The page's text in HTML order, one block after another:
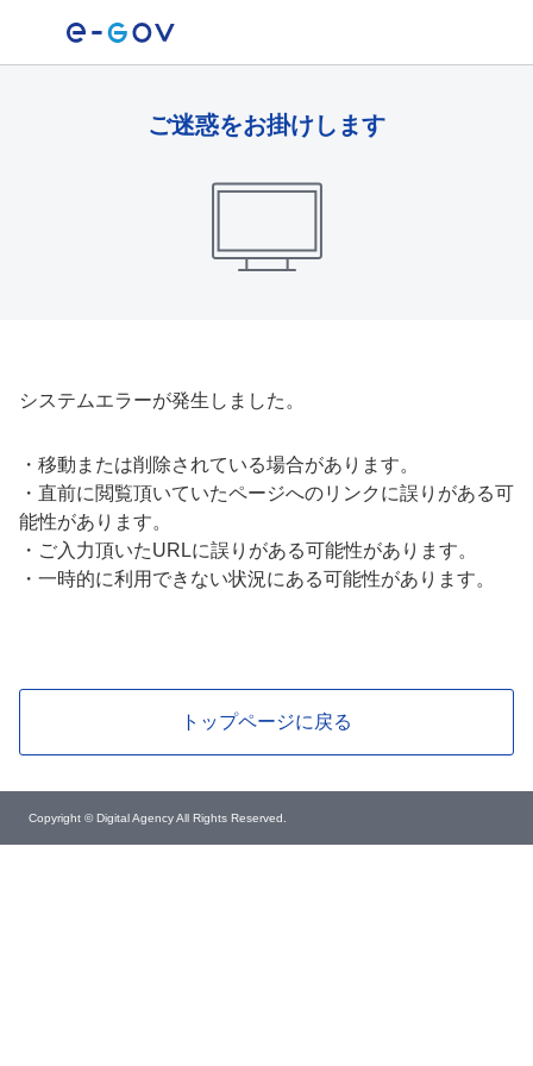
ご迷惑をお掛けします
システムエラーが発生しました。
・ 移動または削除されている場合があります。
・ 直前に閲覧頂いていたページへのリンクに誤りがある可
能性があります。
・ ご入力頂いたURLに誤りがある可能性があります。
・ 一時的に利用できない状況にある可能性があります。
トップページに戻る
Copyright © Digital Agency All Rights Reserved.